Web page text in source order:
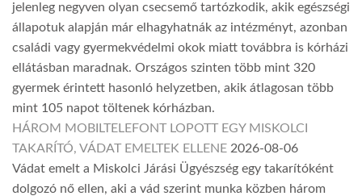
jelenleg negyven olyan csecsemő tartózkodik, akik egészségi
állapotuk alapján már elhagyhatnák az intézményt, azonban
családi vagy gyermekvédelmi okok miatt továbbra is kórházi
ellátásban maradnak. Országos szinten több mint 320
gyermek érintett hasonló helyzetben, akik átlagosan több
mint 105 napot töltenek kórházban.
HÁROM MOBILTELEFONT LOPOTT EGY MISKOLCI
TAKARÍTÓ, VÁDAT EMELTEK ELLENE 2026-08-06
Vádat emelt a Miskolci Járási Ügyészség egy takarítóként
dolgozó nő ellen, aki a vád szerint munka közben három